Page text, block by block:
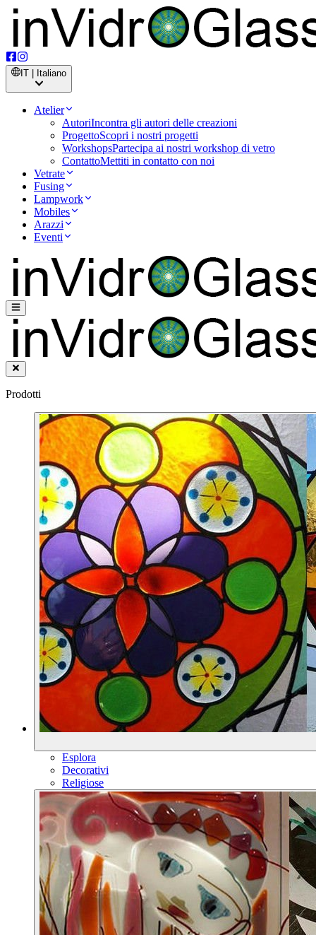
IT | Italiano
Atelier
AutoriIncontra gli autori delle creazioni
ProgettoScopri i nostri progetti
WorkshopsPartecipa ai nostri workshop di vetro
ContattoMettiti in contatto con noi
Vetrate
Fusing
Lampwork
Mobiles
Arazzi
Eventi
Prodotti
Esplora
Decorativi
Religiose